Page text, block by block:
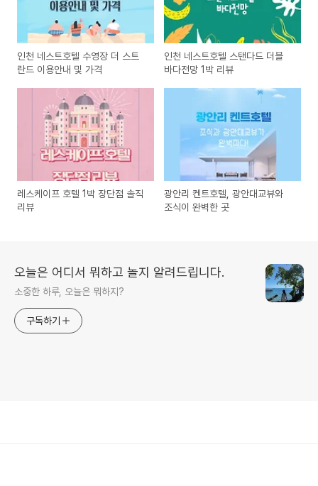
인천 네스트호텔 수영장 더 스트
란드 이용안내 및 가격
인천 네스트호텔 스탠다드 더블
바다전망 1박 리뷰
레스케이프 호텔 1박 장단점 솔직
리뷰
광안리 켄트호텔, 광안대교뷰와
조식이 완벽한 곳
오늘은 어디서 뭐하고 놀지 알려드립니다.
소중한 하루, 오늘은 뭐하지?
구독하기